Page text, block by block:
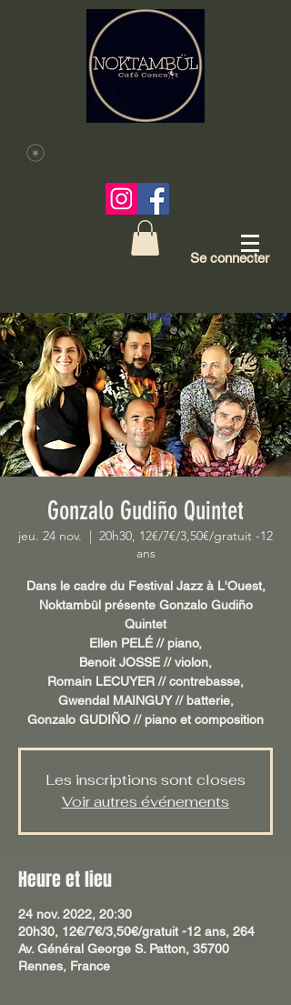
Se connecter
Gonzalo Gudiño Quintet
jeu. 24 nov.
20h30, 12€/7€/3,50€/gratuit -12
ans
Dans le cadre du Festival Jazz à L'Ouest,
Noktambül présente Gonzalo Gudiño
Quintet
Ellen PELÉ // piano,
Benoit JOSSE // violon,
Romain LECUYER // contrebasse,
Gwendal MAINGUY // batterie,
Les inscriptions sont closes
Voir autres événements
Heure et lieu
24 nov. 2022, 20:30
20h30, 12€/7€/3,50€/gratuit -12 ans, 264
Av. Général George S. Patton, 35700
Rennes, France